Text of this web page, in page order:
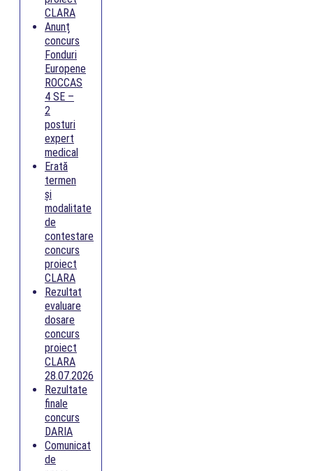
CLARA
Anunț
concurs
Fonduri
Europene
ROCCAS
4 SE –
2
posturi
expert
medical
Erată
termen
și
modalitate
de
contestare
concurs
proiect
CLARA
Rezultat
evaluare
dosare
concurs
proiect
CLARA
28.07.2026
Rezultate
finale
concurs
DARIA
Comunicat
de